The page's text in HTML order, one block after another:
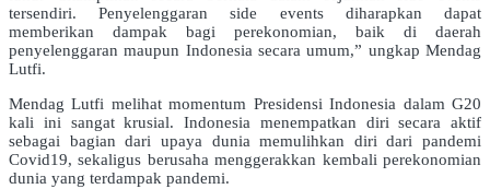
tersendiri. Penyelenggaran side events diharapkan dapat
memberikan dampak bagi perekonomian, baik di daerah
penyelenggaran maupun Indonesia secara umum,” ungkap Mendag
Lutfi.
Mendag Lutfi melihat momentum Presidensi Indonesia dalam G20
kali ini sangat krusial. Indonesia menempatkan diri secara aktif
sebagai bagian dari upaya dunia memulihkan diri dari pandemi
Covid19, sekaligus berusaha menggerakkan kembali perekonomian
dunia yang terdampak pandemi.